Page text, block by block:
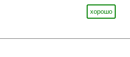
хорошо